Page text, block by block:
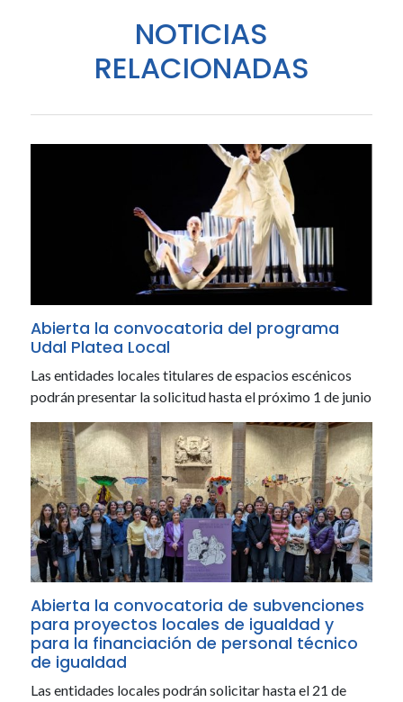
NOTICIAS
RELACIONADAS
Abierta la convocatoria del programa
Udal Platea Local
Las entidades locales titulares de espacios escénicos
podrán presentar la solicitud hasta el próximo 1 de junio
Abierta la convocatoria de subvenciones
para proyectos locales de igualdad y
para la financiación de personal técnico
de igualdad
Las entidades locales podrán solicitar hasta el 21 de